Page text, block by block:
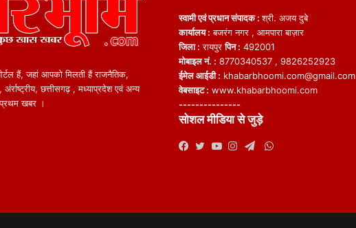
हैं, जहां आपको मिलती हैं राजनैतिक,
छत्तीसगढ़ , मध्याप्रदेश एवं अन्य
प्रथम खबर ।
स्वामी एवं प्रधान संपादक :श्री. अजय दुबे
कार्यालय : बजरंग नगर , आमपारा बाज़ार
जिला : रायपुरपिन : 492001
मोबाइल नं. : 8770340537 , 9826252923
ईमेल आईडी : khabarbhoomi.com@gmail.com
वेबसाइट : www.khabarbhoomi.com
---------------
सोशल मीडिया से जुड़े